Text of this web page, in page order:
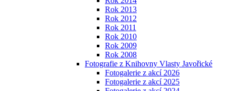
Rok 2013
Rok 2012
Rok 2011
Rok 2010
Rok 2009
Rok 2008
Fotografie z Knihovny Vlasty Javořické
Fotogalerie z akcí 2026
Fotogalerie z akcí 2025